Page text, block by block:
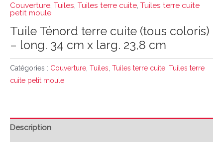
Couverture, Tuiles, Tuiles terre cuite, Tuiles terre cuite
petit moule
Tuile Ténord terre cuite (tous coloris)
– long. 34 cm x larg. 23,8 cm
Catégories : Couverture Tuiles Tuiles terre cuite Tuiles terre
cuite petit moule
Description